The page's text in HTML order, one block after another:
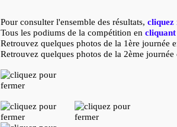
Pour consulter l'ensemble des résultats, cliquez
Tous les podiums de la compétition en
Retrouvez quelques photos de la 1ère journée
Retrouvez quelques photos de la 2ème